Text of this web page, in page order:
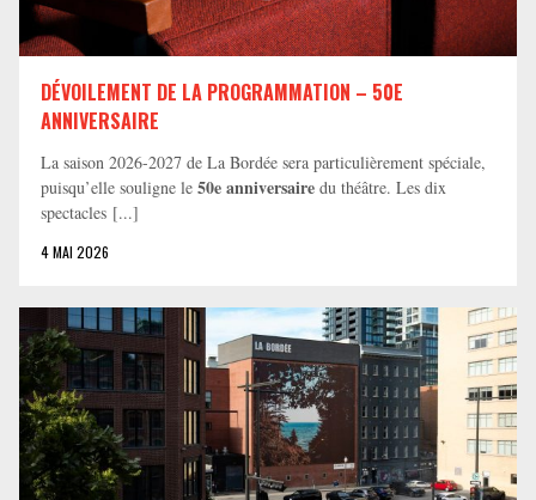
DÉVOILEMENT DE LA PROGRAMMATION – 50E
ANNIVERSAIRE
La saison 2026-2027 de La Bordée sera particulièrement spéciale,
puisqu’elle souligne le 50e anniversaire du théâtre. Les dix
spectacles [...]
4 MAI 2026